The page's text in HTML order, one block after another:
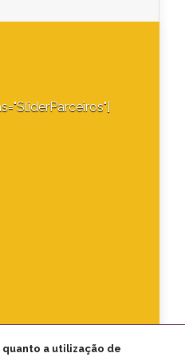
a utilização de